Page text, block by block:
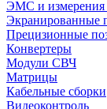
ЭМС и измерения
Экранированные
Прецизионные
Конвертеры
Модули СВЧ
Матрицы
Кабельные сборки
Видеоконтроль